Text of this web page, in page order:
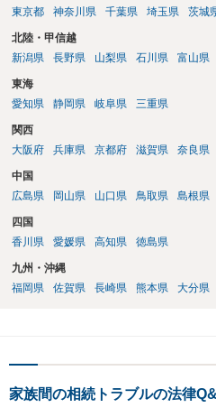
東京都
神奈川県 千葉県 埼玉県 茨城
北陸・甲信越
新潟県
長野県 山梨県 石川県 富山県
東海
愛知県
静岡県 岐阜県 三重県
関西
大阪府
兵庫県 京都府 滋賀県 奈良県
中国
広島県
岡山県 山口県 鳥取県 島根県
四国
香川県
愛媛県 高知県 徳島県
九州・沖縄
福岡県
佐賀県 長崎県 熊本県 大分県
家族間の相続トラブルの法律